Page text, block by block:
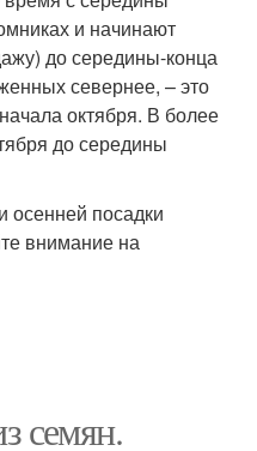
и начинают
до середины-конца
севернее, – это
октября. В более
до середины
посадки
внимание на
семян.